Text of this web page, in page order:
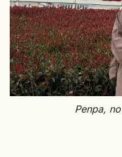
RÉUNION
ROUMANIE
RWANDA
SALVADOR
SERBIE
SIERRA LEONE
SOCOTRA (YÉMEN)
Penpa,